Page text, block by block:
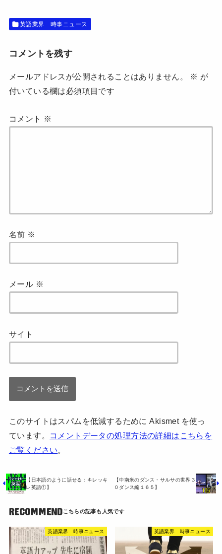
ン
ド
ウ
き
ま
英語業界 時事ニュース
コメントを残す
メールアドレスが公開されることはありません。 ※ が
付いている欄は必須項目です
コメント ※
名前 ※
メール ※
サイト
このサイトはスパムを低減するために Akismet を使っ
ています。
コメントデータの処理方法の詳細はこちらを
ご覧ください。
【日本語のように話せる：キレッキ
レ英語①】
【中南米のダンス・サルサの世界３
０ダンス編１６５】
RECOMMEND
英語業界 時事ニュース 英語業界 時事ニュース